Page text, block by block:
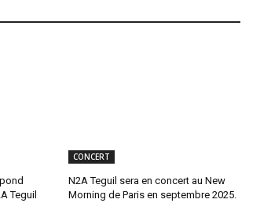
Teguil
CONCERT
N2A Teguil sera en concert au New
Morning de Paris en septembre 2025.